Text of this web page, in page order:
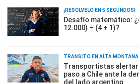
¡RESOLVELO EN 5 SEGUNDOS!
Desafío matemático:
12.000) ÷ (4 + 1)?
TRÁNSITO EN ALTA MONTAÑA
Transportistas
paso a Chile ante la
del lado argentino